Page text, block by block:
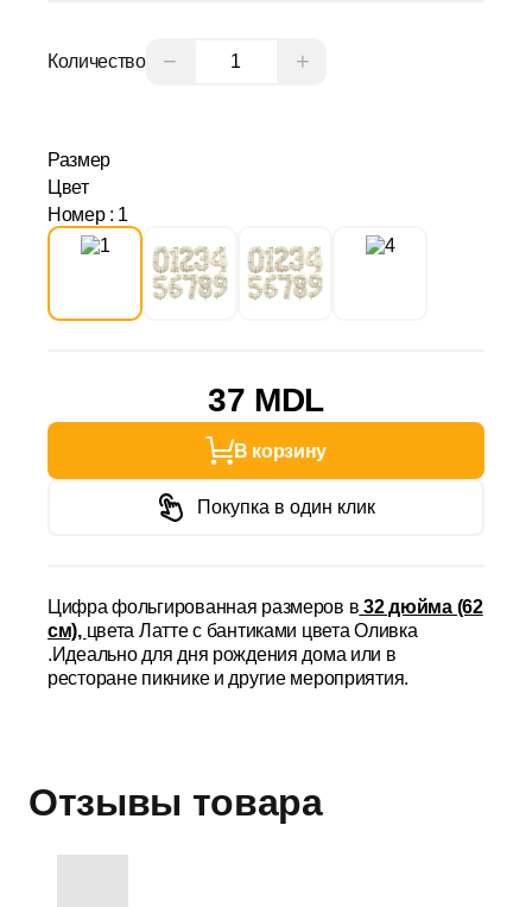
Количество − +
Размер
Цвет
Номер : 1
37 MDL
В корзину
Покупка в один клик
Цифра фольгированная размеров в 32 дюйма (62
см), цвета Латте с бантиками цвета Оливка
.Идеально для дня рождения дома или в
ресторане пикнике и другие мероприятия.
Отзывы товара